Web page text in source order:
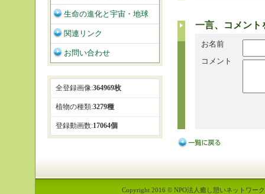
一言、コメント
お名前
コメント
生命の進化と宇宙・地球
関連リンク
お問い合わせ
全登録画像:364969枚
植物の種類:3279種
登録動画数:17064個
Copyright 2016 © NPO法人癒し憩いネットワー